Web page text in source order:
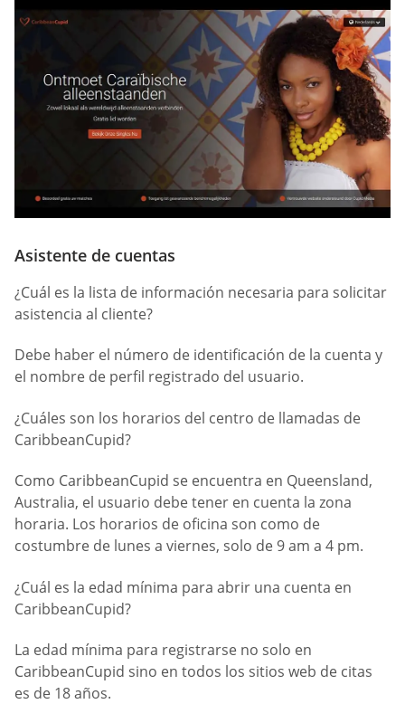
Asistente de cuentas
¿Cuál es la lista de información necesaria para solicitar
asistencia al cliente?
Debe haber el número de identificación de la cuenta y
el nombre de perfil registrado del usuario.
¿Cuáles son los horarios del centro de llamadas de
CaribbeanCupid?
Como CaribbeanCupid se encuentra en Queensland,
Australia, el usuario debe tener en cuenta la zona
horaria. Los horarios de oficina son como de
costumbre de lunes a viernes, solo de 9 am a 4 pm.
¿Cuál es la edad mínima para abrir una cuenta en
CaribbeanCupid?
La edad mínima para registrarse no solo en
CaribbeanCupid sino en todos los sitios web de citas
es de 18 años.